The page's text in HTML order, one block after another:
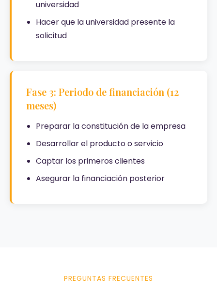
universidad
Hacer que la universidad presente la
solicitud
Fase 3: Periodo de financiación (12
meses)
Preparar la constitución de la empresa
Desarrollar el producto o servicio
Captar los primeros clientes
Asegurar la financiación posterior
PREGUNTAS FRECUENTES